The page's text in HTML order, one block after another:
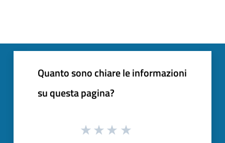
Quanto sono chiare le informazioni
su questa pagina?